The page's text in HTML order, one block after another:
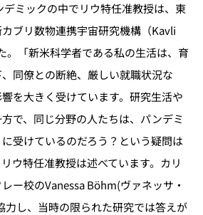
ミックの中でリウ特任准教授は、東
ブリ数物連携宇宙研究機構（Kavli
。「新米科学者である私の生活は、育
同僚との断絶、厳しい就職状況な
を大きく受けています。研究生活や
で、同じ分野の人たちは、パンデミ
受けているのだろう？という疑問は
ウ特任准教授は述べています。カリ
ー校のVanessa Böhm(ヴァネッサ・
力し、当時の限られた研究では答えが